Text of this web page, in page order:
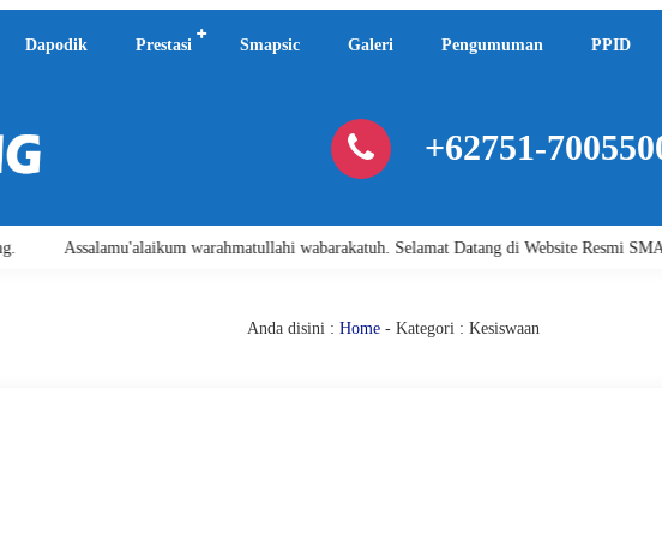
Dapodik Prestasi Smapsic Galeri Pengumuman PPID
+62751-
Assalamu'alaikum warahmatullahi wabarakatuh. Selamat Datang di Website Resmi SMA Negeri
Anda disini : Home - Kategori : Kesiswaan